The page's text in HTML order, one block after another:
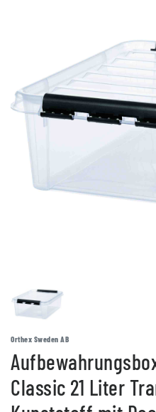
Orthex Sweden AB
Classic 21 Liter